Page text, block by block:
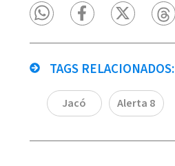
TAGS RELACIONADOS:
Jacó Alerta 8